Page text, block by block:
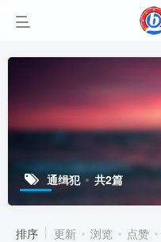
通缉犯 共2篇
排序 更新 浏览 点赞